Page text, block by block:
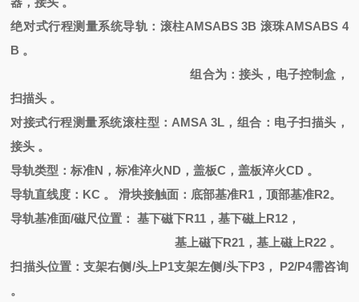
绝对式行程测量系统导轨：滚柱AMSABS 3B 滚珠AMSABS 4
B 。
组合为：接头，电子控制盒，
扫描头 。
对接式行程测量系统滚柱型： AMSA 3L，组合：电子扫描头，
接头 。
导轨类型：标准N，标准淬火ND，盖板C，盖板淬火CD 。
导轨直线度： KC 。 滑块接触面：底部基准R1，顶部基准R2。
导轨基准面/磁尺位置： 基下磁下R11，基下磁上R12，
基上磁下R21，基上磁上R22 。
扫描头位置：支架右侧/头上P1支架左侧/头下P3， P2/P4需咨询
。